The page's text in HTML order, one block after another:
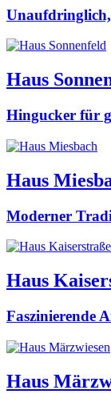
Haus
Hingucker für
Haus
Moderner
Haus
Faszinierende
Haus